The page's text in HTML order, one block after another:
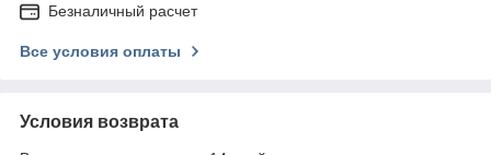
Безналичный расчет
Все условия оплаты
Условия возврата